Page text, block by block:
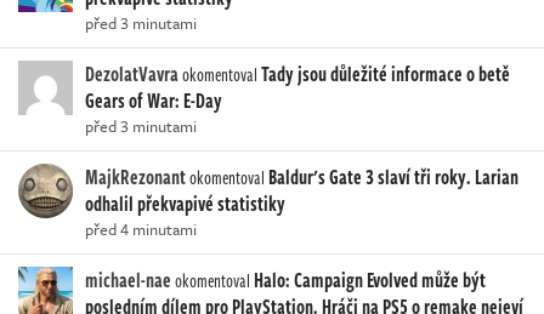
před 3 minutami
DezolatVavraokomentovalTady jsou důležité informace o betě
Gears of War: E-Day
před 3 minutami
MajkRezonantokomentoval Baldur's Gate 3 slaví tři roky. Larian
odhalil překvapivé statistiky
před 4 minutami
michael-naeokomentoval Halo: Campaign Evolved může být
posledním dílem pro PlayStation. Hráči na PS5 o remake nejeví